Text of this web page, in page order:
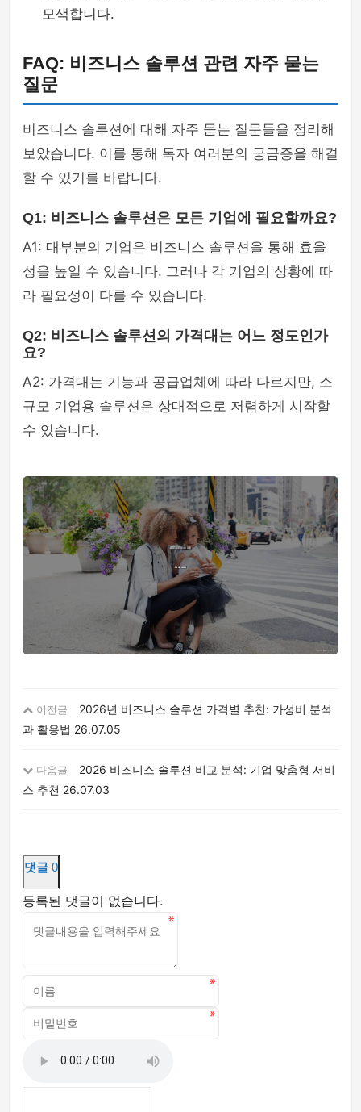
모색합니다.
FAQ: 비즈니스 솔루션 관련 자주 묻는
질문
비즈니스 솔루션에 대해 자주 묻는 질문들을 정리해
보았습니다. 이를 통해 독자 여러분의 궁금증을 해결
할 수 있기를 바랍니다.
Q1: 비즈니스 솔루션은 모든 기업에 필요할까요?
A1: 대부분의 기업은 비즈니스 솔루션을 통해 효율
성을 높일 수 있습니다. 그러나 각 기업의 상황에 따
라 필요성이 다를 수 있습니다.
Q2: 비즈니스 솔루션의 가격대는 어느 정도인가
요?
A2: 가격대는 기능과 공급업체에 따라 다르지만, 소
규모 기업용 솔루션은 상대적으로 저렴하게 시작할
수 있습니다.
이전글
2026년 비즈니스 솔루션 가격별 추천: 가성비 분석
과 활용법 26.07.05
다음글
2026 비즈니스 솔루션 비교 분석: 기업 맞춤형 서비
스 추천 26.07.03
댓글 0
등록된 댓글이 없습니다.